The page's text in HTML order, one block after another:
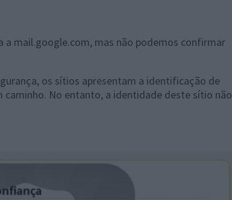
a mail.google.com, mas não podemos confirmar
os sítios apresentam a identificação de
caminho. No entanto, a identidade deste sítio não